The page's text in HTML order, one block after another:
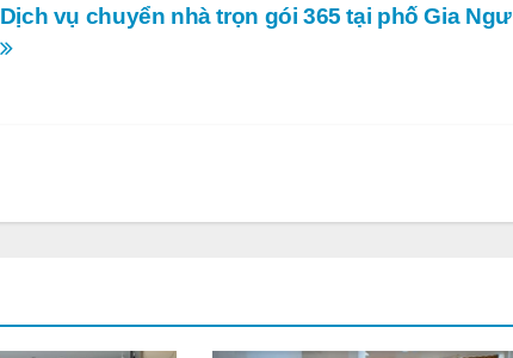
Dịch vụ chuyển nhà trọn gói 365 tại phố Gia Ngư